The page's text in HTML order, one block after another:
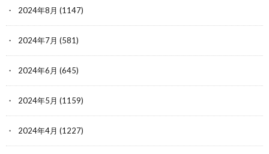
2024年8月 (1147)
2024年7月 (581)
2024年6月 (645)
2024年5月 (1159)
2024年4月 (1227)